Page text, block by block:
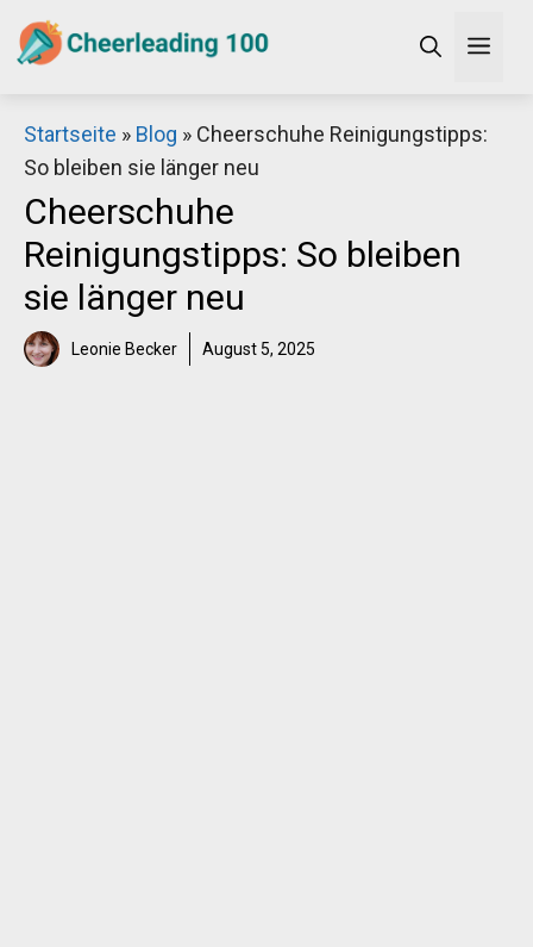
Inhalt
Startseite » Blog » Cheerschuhe Reinigungstipps:
So bleiben sie länger neu
Cheerschuhe
Reinigungstipps: So bleiben
sie länger neu
Leonie Becker August 5, 2025
Decathlon Sale
Schaue dir jetzt die meistverkauften Produkte im
Sale bei Decathlon an!
Jetzt anschauen